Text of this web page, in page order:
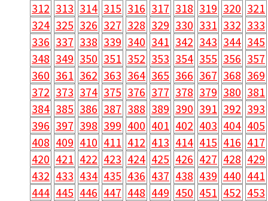
312 313 314 315 316 317 318 319 320 321
324 325 326 327 328 329 330 331 332 333
336 337 338 339 340 341 342 343 344 345
348 349 350 351 352 353 354 355 356 357
360 361 362 363 364 365 366 367 368 369
372 373 374 375 376 377 378 379 380 381
384 385 386 387 388 389 390 391 392 393
396 397 398 399 400 401 402 403 404 405
408 409 410 411 412 413 414 415 416 417
420 421 422 423 424 425 426 427 428 429
432 433 434 435 436 437 438 439 440 441
444 445 446 447 448 449 450 451 452 453